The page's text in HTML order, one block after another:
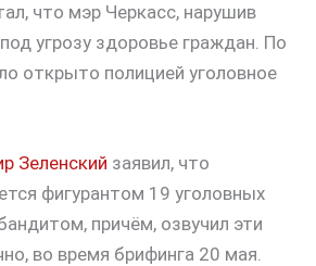
что мэр Черкасс, нарушив
угрозу здоровье граждан. По
открыто полицией уголовное
Зеленский заявил, что
фигурантом 19 уголовных
причём, озвучил эти
во время брифинга 20 мая.